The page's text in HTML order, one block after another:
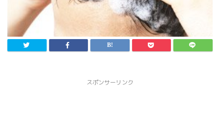
スポンサーリンク